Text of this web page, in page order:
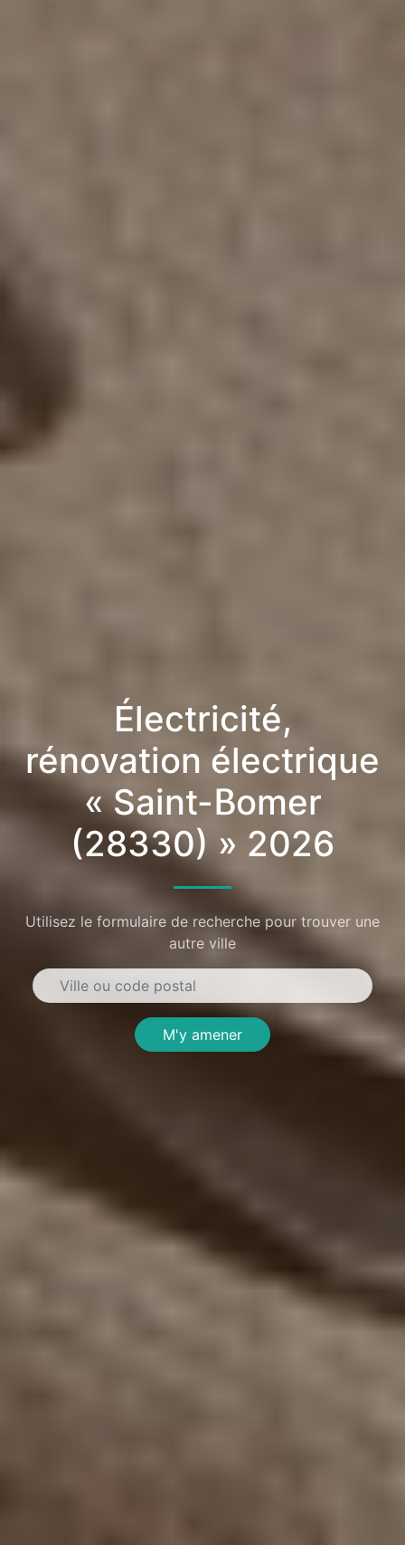
Électricité,
rénovation électrique
« Saint-Bomer
(28330) » 2026
Utilisez le formulaire de recherche pour trouver une
autre ville
M'y amener